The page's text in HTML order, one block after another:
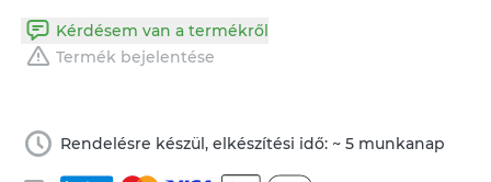
Kérdésem van a termékről
Termék bejelentése
Rendelésre készül, elkészítési idő: ~ 5 munkanap